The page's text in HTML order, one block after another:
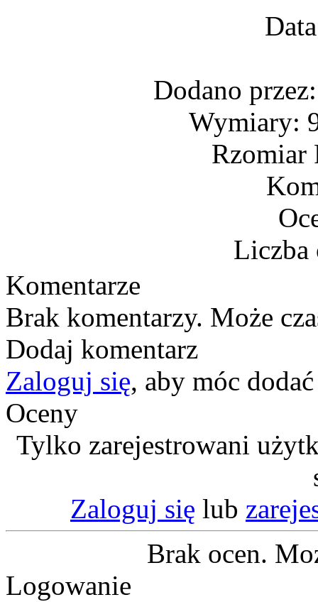
Dodano
Wymiary:
Rzomiar
Liczba
Komentarze
Brak komentarzy. Może
Dodaj komentarz
Zaloguj się, aby móc
Oceny
Tylko zarejestrowani
Zaloguj się lub
Brak ocen.
Logowanie